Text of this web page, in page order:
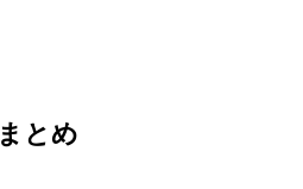
まとめ